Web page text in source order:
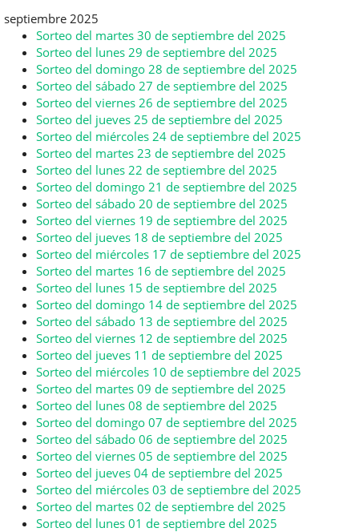
septiembre 2025
Sorteo del martes 30 de septiembre del 2025
Sorteo del lunes 29 de septiembre del 2025
Sorteo del domingo 28 de septiembre del 2025
Sorteo del sábado 27 de septiembre del 2025
Sorteo del viernes 26 de septiembre del 2025
Sorteo del jueves 25 de septiembre del 2025
Sorteo del miércoles 24 de septiembre del 2025
Sorteo del martes 23 de septiembre del 2025
Sorteo del lunes 22 de septiembre del 2025
Sorteo del domingo 21 de septiembre del 2025
Sorteo del sábado 20 de septiembre del 2025
Sorteo del viernes 19 de septiembre del 2025
Sorteo del jueves 18 de septiembre del 2025
Sorteo del miércoles 17 de septiembre del 2025
Sorteo del martes 16 de septiembre del 2025
Sorteo del lunes 15 de septiembre del 2025
Sorteo del domingo 14 de septiembre del 2025
Sorteo del sábado 13 de septiembre del 2025
Sorteo del viernes 12 de septiembre del 2025
Sorteo del jueves 11 de septiembre del 2025
Sorteo del miércoles 10 de septiembre del 2025
Sorteo del martes 09 de septiembre del 2025
Sorteo del lunes 08 de septiembre del 2025
Sorteo del domingo 07 de septiembre del 2025
Sorteo del sábado 06 de septiembre del 2025
Sorteo del viernes 05 de septiembre del 2025
Sorteo del jueves 04 de septiembre del 2025
Sorteo del miércoles 03 de septiembre del 2025
Sorteo del martes 02 de septiembre del 2025
Sorteo del lunes 01 de septiembre del 2025